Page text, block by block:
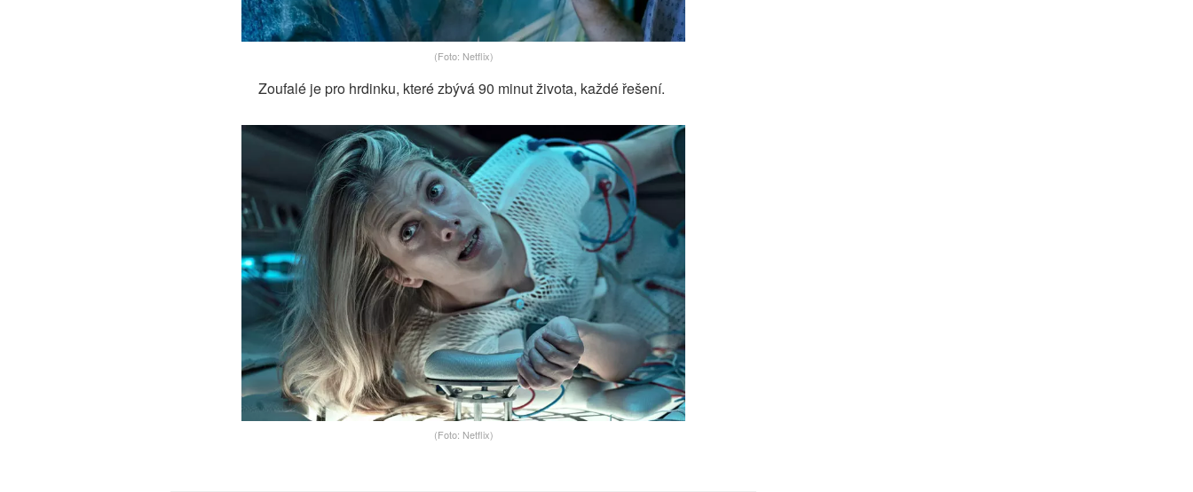
(Foto: Netflix)
Zoufalé je pro hrdinku, které zbývá 90 minut života, každé řešení.
(Foto: Netflix)